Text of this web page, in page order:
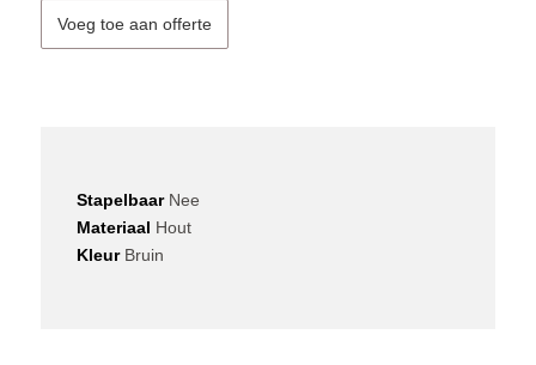
Voeg toe aan offerte
StapelbaarNee
Materiaal Hout
KleurBruin